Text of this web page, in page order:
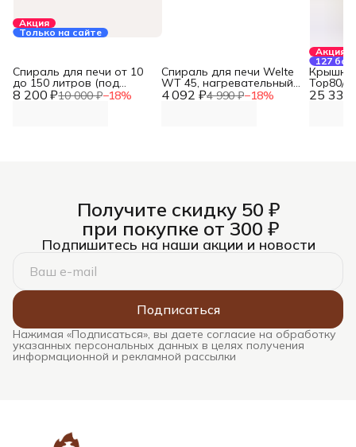
Акция
Только на сайте
8 200 ₽10 000 ₽−18%
Спираль для печи от 10
до 150 литров (под
заказ) 4 092 ₽4 990 ₽−18%
Спираль для печи Welte
WT 45, нагревательный
элемент
Акция
127
25 338
Крышка
Top80/
Получите скидку 50 ₽
при покупке от 300 ₽
Подпишитесь на наши акции и новости
Подписаться
Нажимая «Подписаться», вы даете согласие на обработку
указанных персональных данных в целях получения
информационной и рекламной рассылки